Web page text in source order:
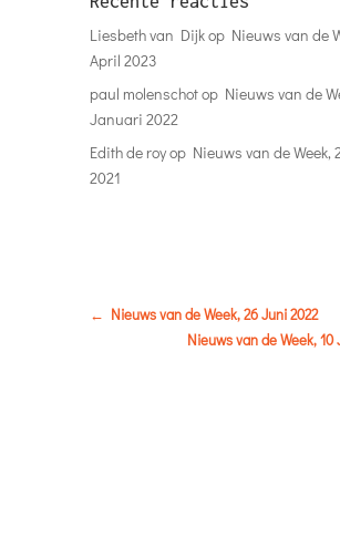
Liesbeth van Dijkop Nieuws van de
April 2023
paul molenschotop Nieuws van de
Januari 2022
Edith de royop Nieuws van de Week,
2021
← Nieuws van de Week, 26 Juni 2022
Nieuws van de Week, 10